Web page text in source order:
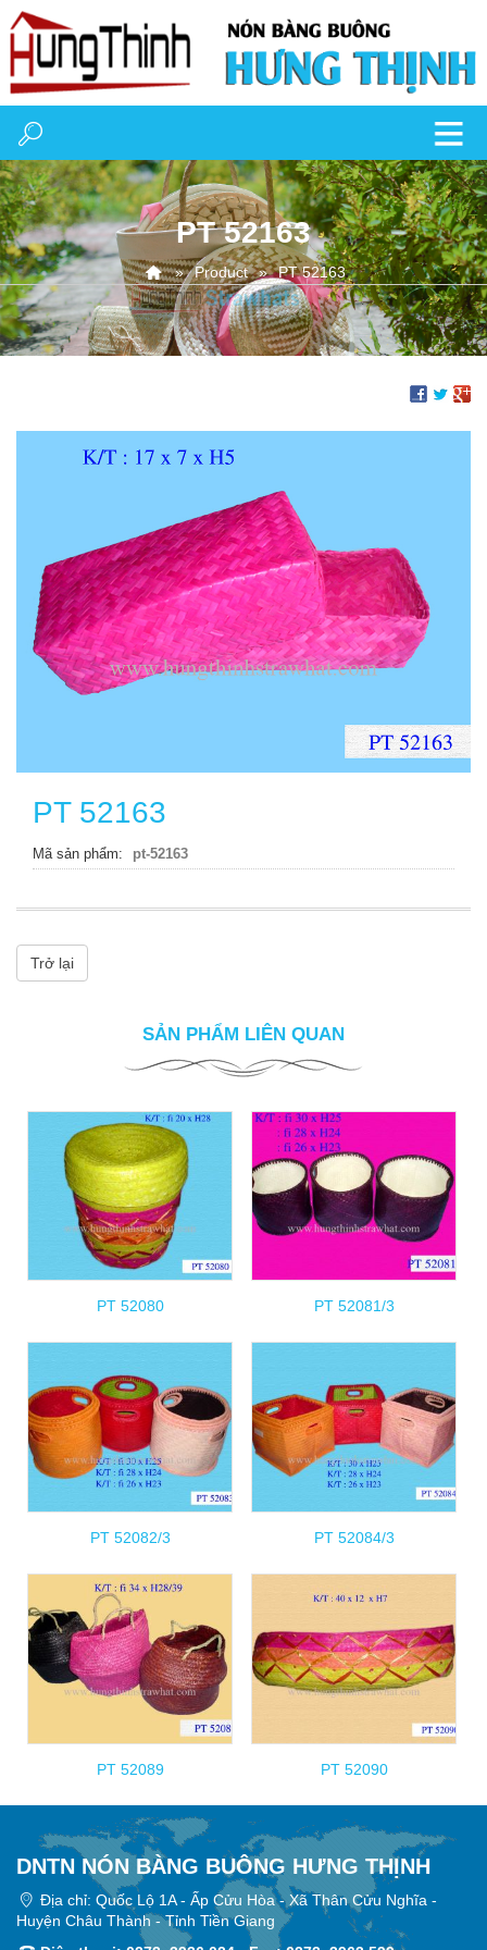
PT 52163
Product PT 52163
PT 52163
Mã sản phẩm pt-52163
Trở lại
SẢN PHẨM LIÊN QUAN
PT 52080 PT 52081/3
PT 52082/3 PT 52084/3
PT 52089 PT 52090
DNTN NÓN BÀNG BUÔNG HƯNG THỊNH
Địa chỉ: Quốc Lộ 1A - Ấp Cửu Hòa - Xã Thân Cửu Nghĩa -
Huyện Châu Thành - Tỉnh Tiền Giang